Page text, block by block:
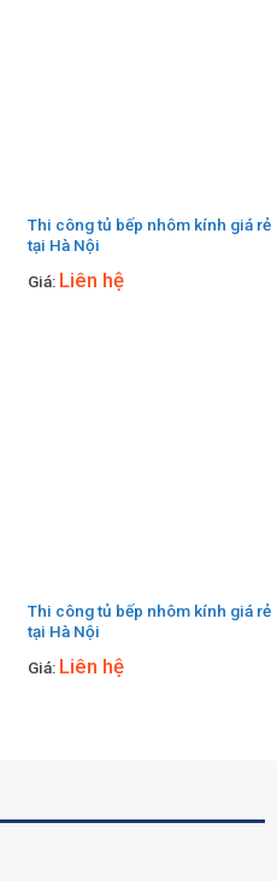
Thi công tủ bếp nhôm kính giá rẻ
tại Hà Nội
Giá: Liên hệ
Thi công tủ bếp nhôm kính giá rẻ
tại Hà Nội
Giá: Liên hệ